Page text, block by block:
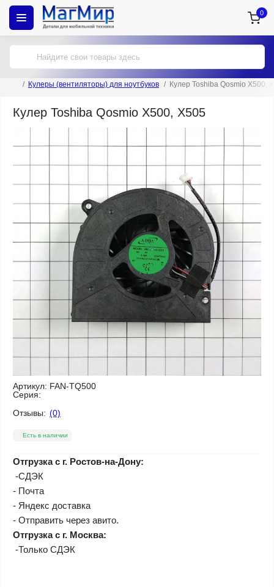
0
Кулеры (вентиляторы) для ноутбуков Кулер Toshiba Qosmio X500,
Кулер Toshiba Qosmio X500, X505
Артикул: FAN-TQ500
Серия:
Отзывы: (0)
Есть в наличии
Отгрузка с г. Ростов-на-Дону:
-СДЭК
- Почта
- Яндекс доставка
- Отправить через авито.
Отгрузка с г. Москва:
-Только СДЭК